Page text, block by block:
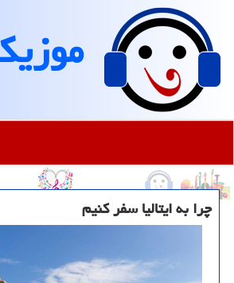
چرا به ایتالیا سفر كنیم